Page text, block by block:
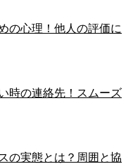
の心理！他人の評価に
時の連絡先！スムーズ
の実態とは？周囲と協